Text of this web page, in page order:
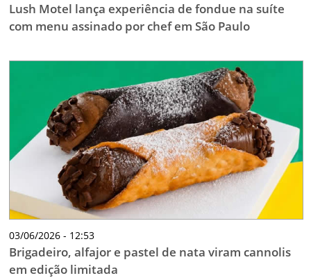
Lush Motel lança experiência de fondue na suíte
com menu assinado por chef em São Paulo
03/06/2026 - 12:53
Brigadeiro, alfajor e pastel de nata viram cannolis
em edição limitada